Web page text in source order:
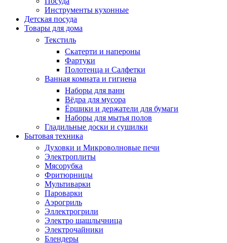
Инструменты кухонные
Детская посуда
Товары для дома
Текстиль
Скатерти и напероны
Фартуки
Полотенца и Салфетки
Ванная комната и гигиена
Наборы для ванн
Вёдра для мусора
Ёршики и держатели для бумаги
Наборы для мытья полов
Гладильные доски и сушилки
Бытовая техника
Духовки и Микроволновые печи
Электроплиты
Мясорубка
Фритюрницы
Мультиварки
Пароварки
Аэрогриль
Эллектрогрили
Электро шашлычница
Электрочайники
Блендеры